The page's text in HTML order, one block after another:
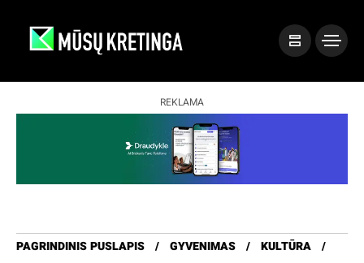
REKLAMA
PAGRINDINIS PUSLAPIS GYVENIMAS
KULTŪRA